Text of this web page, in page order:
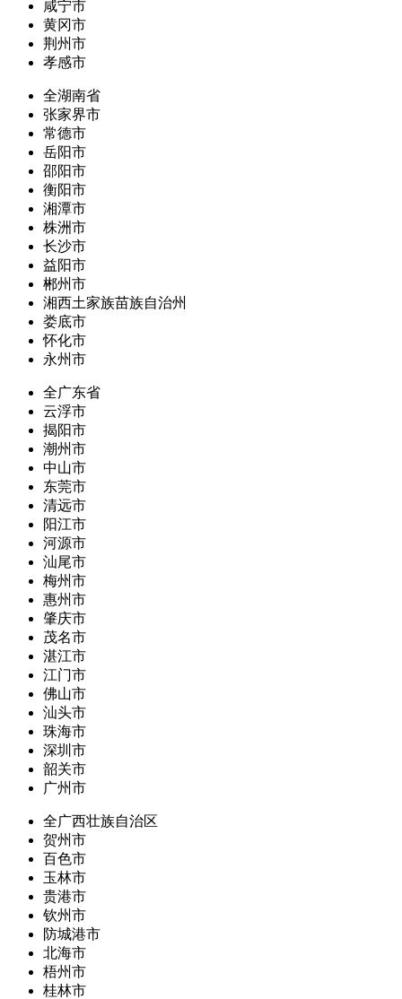
咸宁市
黄冈市
荆州市
孝感市
全湖南省
张家界市
常德市
岳阳市
邵阳市
衡阳市
湘潭市
株洲市
长沙市
益阳市
郴州市
湘西土家族苗族自治州
娄底市
怀化市
永州市
全广东省
云浮市
揭阳市
潮州市
中山市
东莞市
清远市
阳江市
河源市
汕尾市
梅州市
惠州市
肇庆市
茂名市
湛江市
江门市
佛山市
汕头市
珠海市
深圳市
韶关市
广州市
全广西壮族自治区
贺州市
百色市
玉林市
贵港市
钦州市
防城港市
北海市
梧州市
桂林市